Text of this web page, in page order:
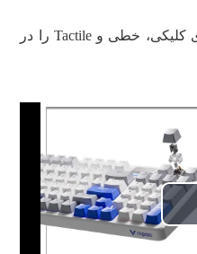
شما می‌توانید مقایسه کیبوردهای کلیکی، خطی و Tactile را در